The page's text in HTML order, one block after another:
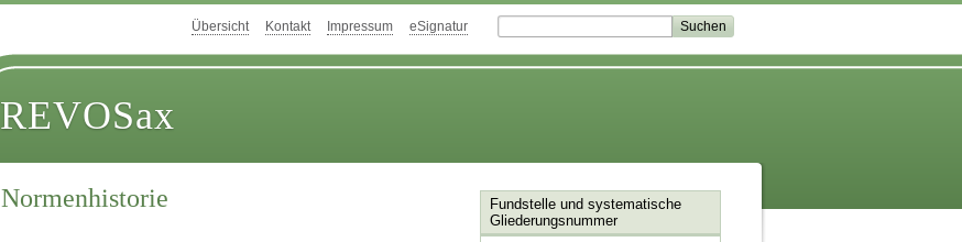
Übersicht Kontakt Impressum eSignatur
REVOSax
Normenhistorie
Fundstelle und systematische
Gliederungsnummer